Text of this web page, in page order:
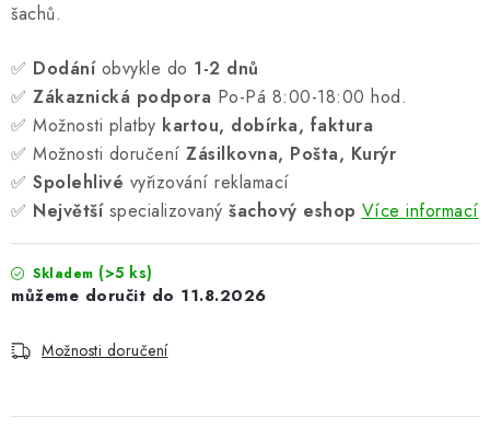
šachů.
✅ Dodáníobvykle do 1-2 dnů
✅ Zákaznická podpora Po-Pá 8:00-18:00 hod.
✅ Možnosti platby kartou, dobírka, faktura
✅ Možnosti doručení Zásilkovna, Pošta, Kurýr
✅ Spolehlivé vyřizování reklamací
✅ Největšíspecializovaný šachový eshop Více informací
Skladem (>5 ks)
11.8.2026
Možnosti doručení